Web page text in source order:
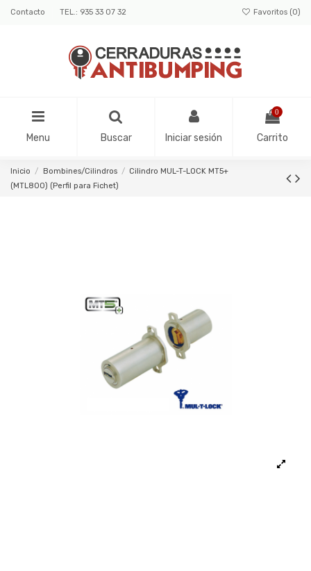
Contacto TEL.: 935 33 07 32 Favoritos (0)
Menu Buscar Iniciar sesión
0
Carrito
Inicio Bombines/Cilindros
Cilindro MUL-T-LOCK MT5+
(MTL800) (Perfil para Fichet)